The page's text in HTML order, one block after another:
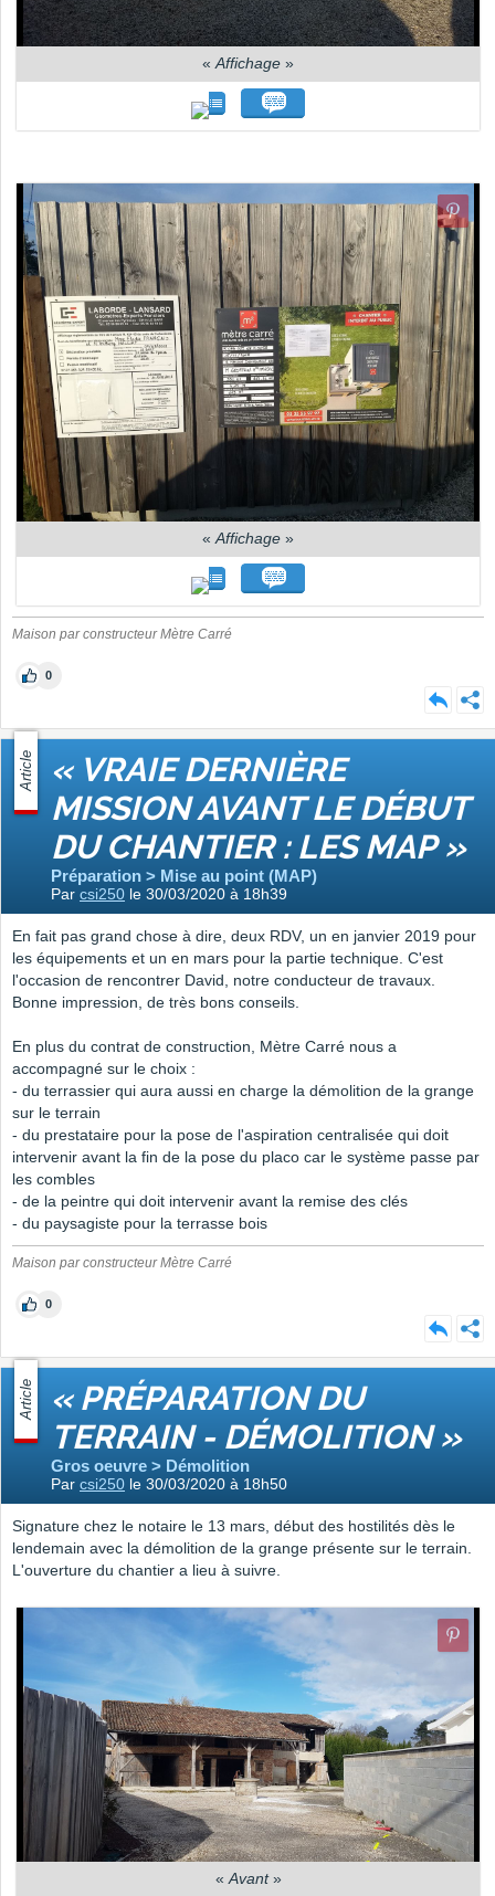
«Affichage »
«Affichage »
Maison par constructeur Mètre Carré
0
Article « VRAIE DERNIÈRE
MISSION AVANT LE DÉBUT
DU CHANTIER : LES MAP »
Préparation > Mise au point (MAP)
Par csi250 le 30/03/2020 à 18h39
En fait pas grand chose à dire, deux RDV, un en janvier 2019 pour
les équipements et un en mars pour la partie technique. C'est
l'occasion de rencontrer David, notre conducteur de travaux.
Bonne impression, de très bons conseils.
En plus du contrat de construction, Mètre Carré nous a
accompagné sur le choix :
- du terrassier qui aura aussi en charge la démolition de la grange
sur le terrain
- du prestataire pour la pose de l'aspiration centralisée qui doit
intervenir avant la fin de la pose du placo car le système passe par
les combles
- de la peintre qui doit intervenir avant la remise des clés
- du paysagiste pour la terrasse bois
Maison par constructeur Mètre Carré
0
Article « PRÉPARATION DU
TERRAIN - DÉMOLITION »
Gros oeuvre > Démolition
Par csi250 le 30/03/2020 à 18h50
Signature chez le notaire le 13 mars, début des hostilités dès le
lendemain avec la démolition de la grange présente sur le terrain.
L'ouverture du chantier a lieu à suivre.
« Avant»